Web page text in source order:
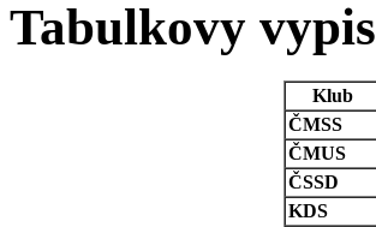
Tabulkovy vypis
Klub
ČMSS
ČMUS
ČSSD
KDS